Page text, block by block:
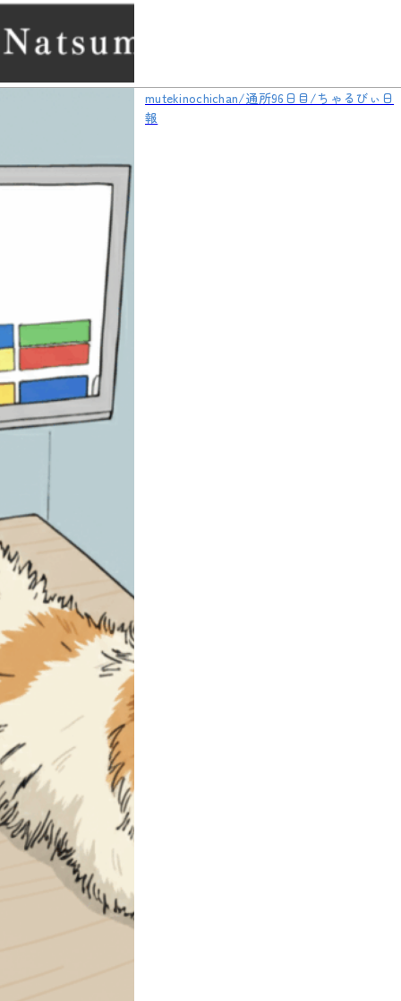
mutekinochichan/通所96日目/ちゃるびぃ日
報